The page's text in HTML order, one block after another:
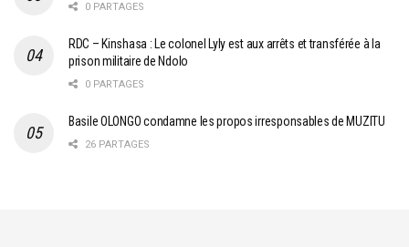
0 PARTAGES
RDC – Kinshasa : Le colonel Lyly est aux arrêts et transférée à la
prison militaire de Ndolo
0 PARTAGES
Basile OLONGO condamne les propos irresponsables de MUZITU
26 PARTAGES